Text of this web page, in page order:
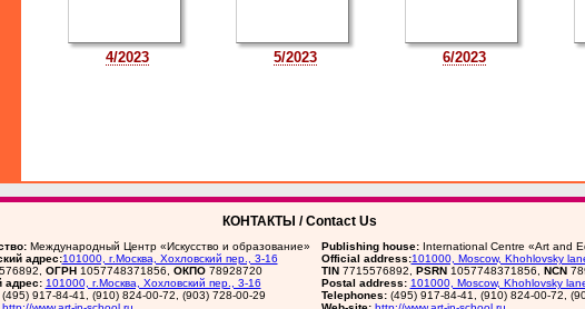
4/2023 5/2023 6/2023
КОНТАКТЫ / Contact Us
Международный Центр «Искусство и образование»
адрес:101000, г.Москва, Хохловский пер., 3-16
ОГРН1057748371856, ОКПО78928720
адрес: 101000, г.Москва, Хохловский пер., 3-16
(495) 917-84-41, (910) 824-00-72, (903) 728-00-29
Publishing house: International Centre «Art and
Official address:101000, Moscow, Khohlovsky
TIN7715576892, PSRN1057748371856, NCN
Postal address: 101000, Moscow, Khohlovsky
Telephones: (495) 917-84-41, (910) 824-00-72,